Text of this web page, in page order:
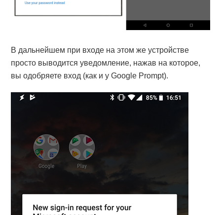
В дальнейшем при входе на этом же устройстве
просто выводится уведомление, нажав на которое,
вы одобряете вход (как и у Google Prompt).